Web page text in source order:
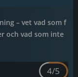
– vet vad som f
och vad som inte
4/5